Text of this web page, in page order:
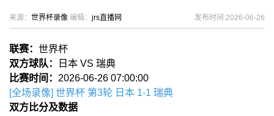
来源： 世界杯录像 编辑： jrs直播网 发布时间:2026-06-26
联赛： 世界杯
双方球队：
日本 VS 瑞典
比赛时间： 2026-06-26 07:00:00
[全场录像] 世界杯 第3轮 日本 1-1 瑞典
双方比分及数据